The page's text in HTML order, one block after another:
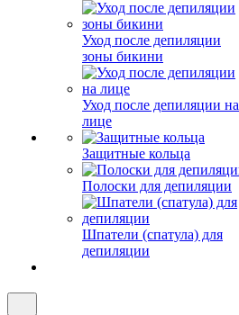
Уход после депиляции
зоны бикини
Уход после депиляции на
лице
Защитные кольца
Полоски для депиляции
Шпатели (спатула) для
депиляции